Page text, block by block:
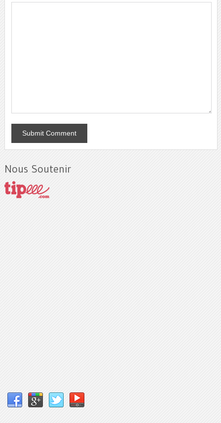
Nous Soutenir